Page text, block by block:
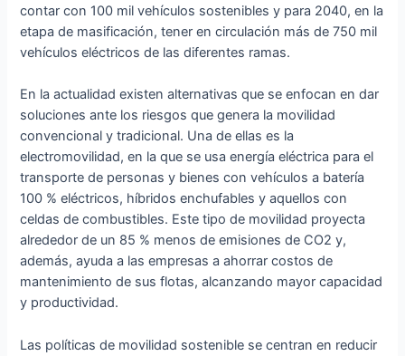
contar con 100 mil vehículos sostenibles y para 2040, en la
etapa de masificación, tener en circulación más de 750 mil
vehículos eléctricos de las diferentes ramas.
En la actualidad existen alternativas que se enfocan en dar
soluciones ante los riesgos que genera la movilidad
convencional y tradicional. Una de ellas es la
electromovilidad, en la que se usa energía eléctrica para el
transporte de personas y bienes con vehículos a batería
100 % eléctricos, híbridos enchufables y aquellos con
celdas de combustibles. Este tipo de movilidad proyecta
alrededor de un 85 % menos de emisiones de CO2 y,
además, ayuda a las empresas a ahorrar costos de
mantenimiento de sus flotas, alcanzando mayor capacidad
y productividad.
Las políticas de movilidad sostenible se centran en reducir